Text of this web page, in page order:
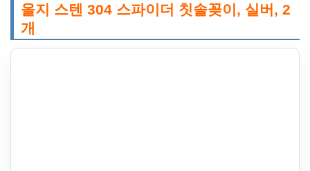
올지 스텐 304 스파이더 칫솔꽂이, 실버, 2
개